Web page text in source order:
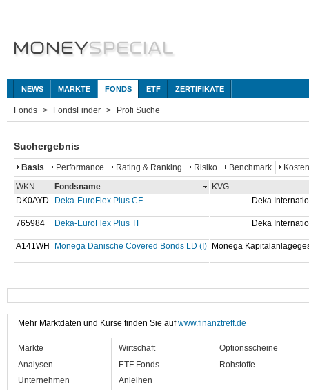
NEWS MÄRKTE FONDS ETF ZERTIFIKATE
Fonds FondsFinder Profi Suche
Suchergebnis
Basis Performance Rating & Ranking Risiko Benchmark
WKN
Fondsname
KVG
DK0AYD
Deka-EuroFlex Plus CF Deka
765984 Deka-EuroFlex Plus TF Deka
A141WH Monega Dänische Covered Bonds LD (I) Monega
Mehr Marktdaten und Kurse finden Sie aufwww.finanztreff.de
Märkte
Analysen
Unternehmen
Wirtschaft
ETF Fonds
Anleihen
Optionsscheine
Rohstoffe